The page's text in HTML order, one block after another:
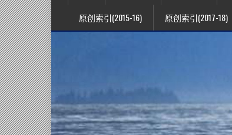
原创索引(2015-16) 原创索引(2017-18)